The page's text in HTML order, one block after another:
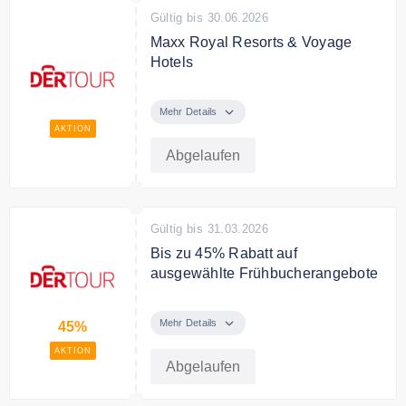
Zauber der Weltmetropole. Buche
jetzt deinen unvergesslichen Trip
nach NYC bei DERTOUR!
AKTION
Gültig bis 30.06.2026
Maxx Royal Resorts & Voyage
Hotels
buchen und eine Auszeit der
Mehr Details
Abgelaufen
45%
AKTION
Gültig bis 31.03.2026
Bis zu 45% Rabatt auf
ausgewählte Frühbucherangebote
die besten Plätze sichern! Bei
bis zu 45% Rabatt
Mehr Details
Abgelaufen